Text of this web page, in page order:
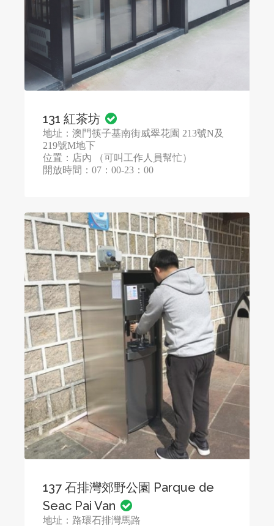
131 紅茶坊
地址：澳門筷子基南街威翠花園 213號N及
219號M地下
位置：店內 （可叫工作人員幫忙）
開放時間：07：00-23：00
137 石排灣郊野公園 Parque de
Seac Pai Van
地址：路環石排灣馬路